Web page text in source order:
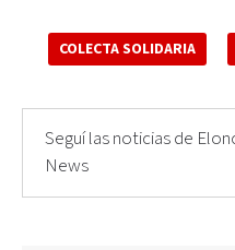
COLECTA SOLIDARIA
Seguí las noticias de
News